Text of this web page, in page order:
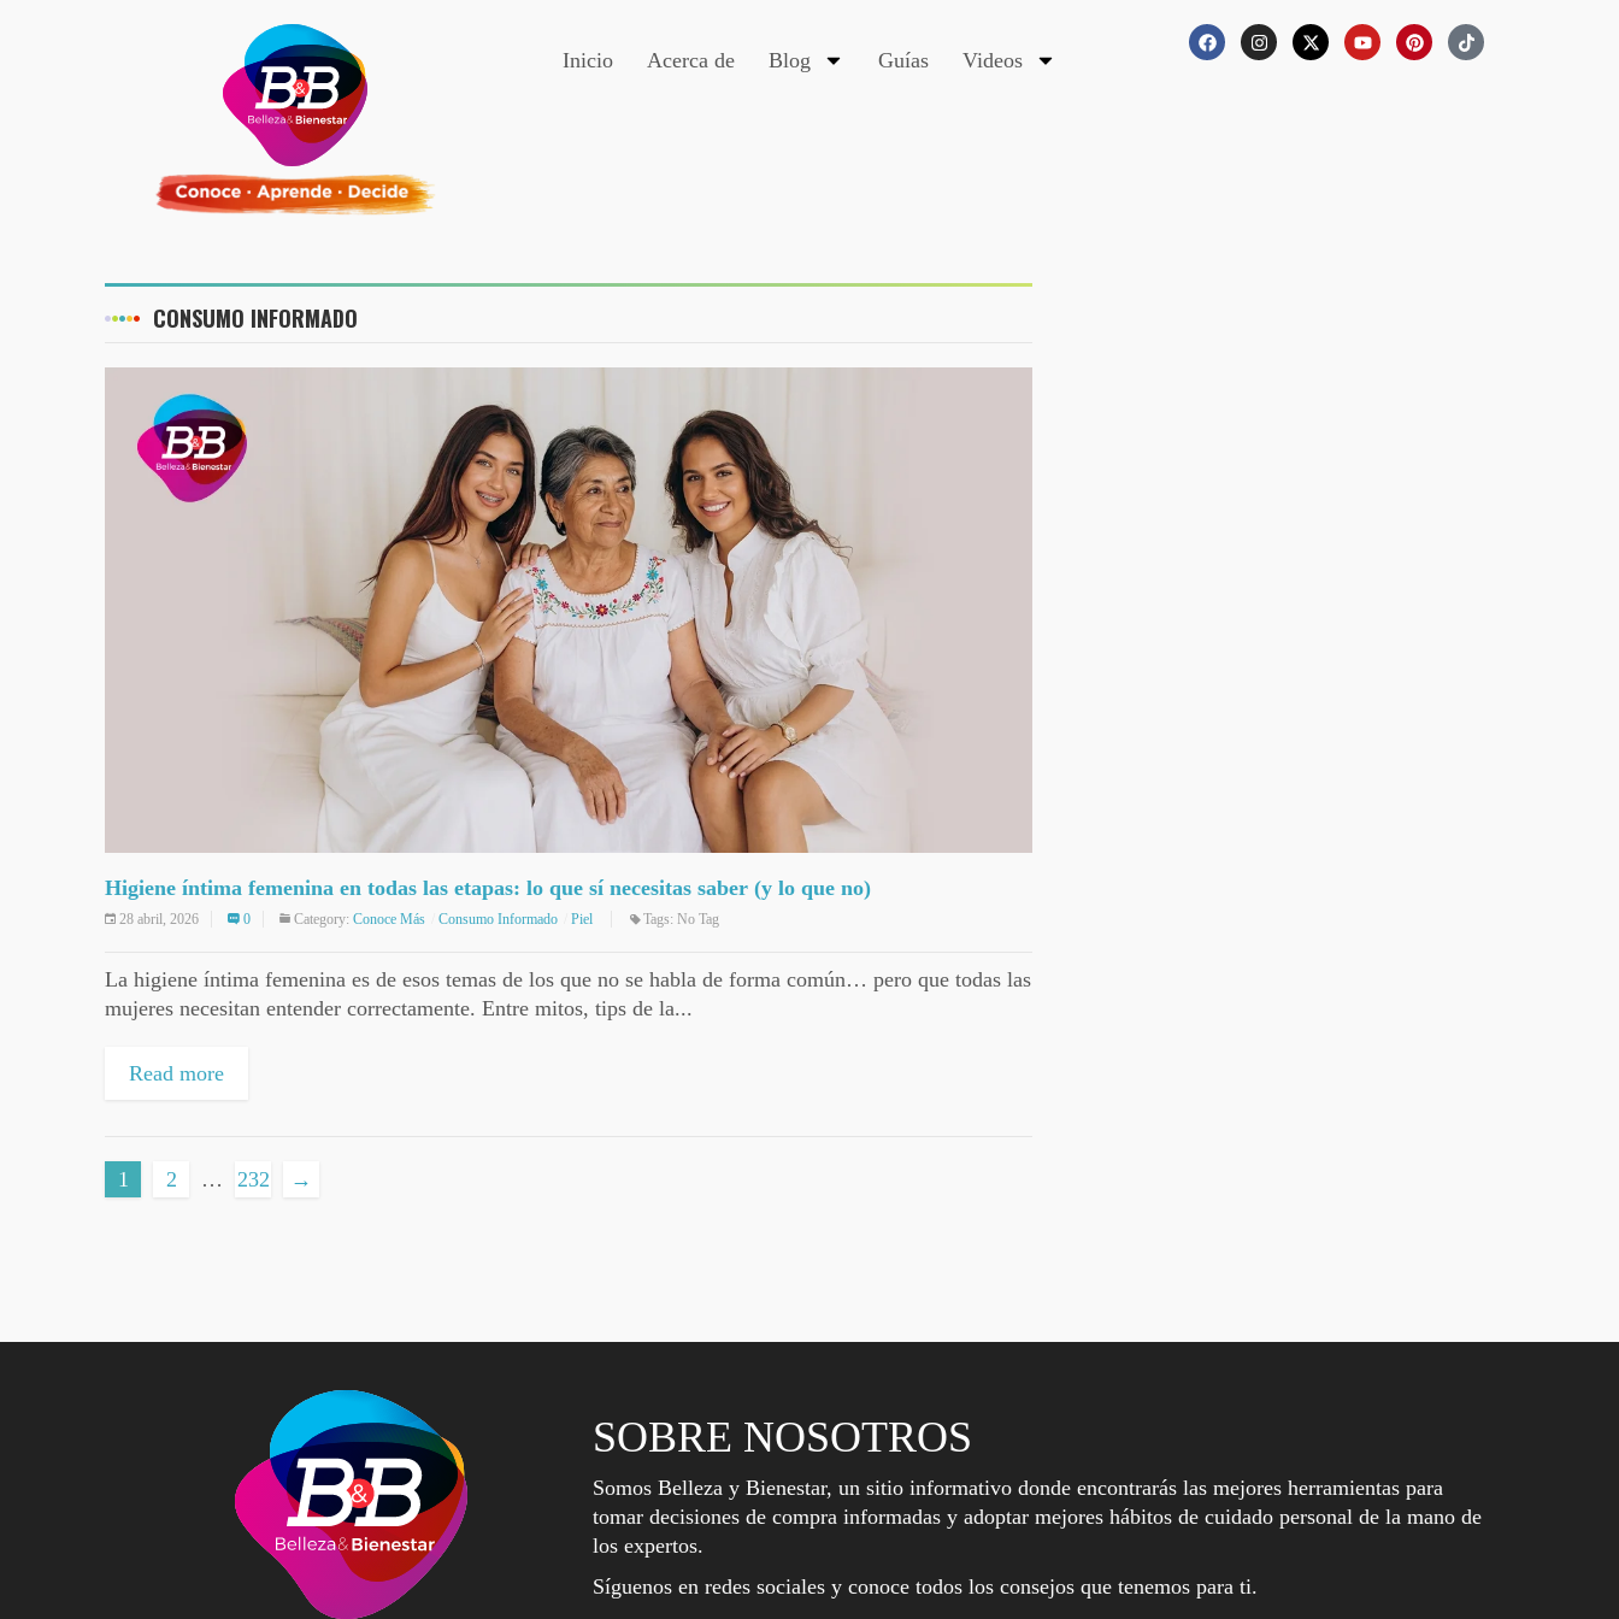
Inicio Acerca de Blog Guías Videos
CONSUMO INFORMADO
Higiene íntima femenina en todas las etapas: lo que sí necesitas saber (y lo que no)
28 abril, 2026 0 Category: Conoce Más Consumo Informado Piel Tags: No Tag
La higiene íntima femenina es de esos temas de los que no se habla de forma común… pero que todas las
mujeres necesitan entender correctamente. Entre mitos, tips de la...
Read more
1 2 … 232 →
SOBRE NOSOTROS
Somos Belleza y Bienestar, un sitio informativo donde encontrarás las mejores herramientas para
tomar decisiones de compra informadas y adoptar mejores hábitos de cuidado personal de la mano de
los expertos.
Síguenos en redes sociales y conoce todos los consejos que tenemos para ti.